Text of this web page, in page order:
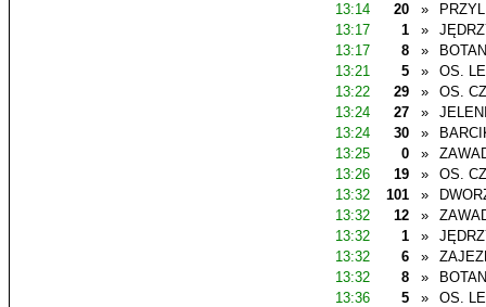
13:14
20 »
13:17
1 »
13:17
8 »
13:21
5 »
OS.
13:22
29 »
OS.
13:24
27 »
13:24
30 »
13:25
0 »
13:26
19 »
OS.
13:32
101 »
13:32
12 »
13:32
1 »
13:32
6 »
13:32
8 »
13:36
5 »
OS.